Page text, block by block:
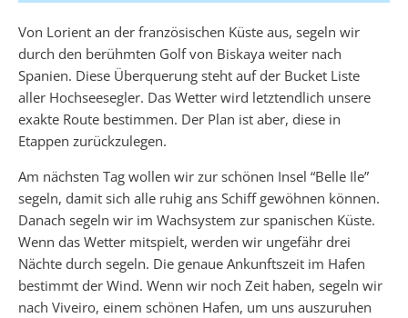
Von Lorient an der französischen Küste aus, segeln wir
durch den berühmten Golf von Biskaya weiter nach
Spanien. Diese Überquerung steht auf der Bucket Liste
aller Hochseesegler. Das Wetter wird letztendlich unsere
exakte Route bestimmen. Der Plan ist aber, diese in
Etappen zurückzulegen.
Am nächsten Tag wollen wir zur schönen Insel “Belle Ile”
segeln, damit sich alle ruhig ans Schiff gewöhnen können.
Danach segeln wir im Wachsystem zur spanischen Küste.
Wenn das Wetter mitspielt, werden wir ungefähr drei
Nächte durch segeln. Die genaue Ankunftszeit im Hafen
bestimmt der Wind. Wenn wir noch Zeit haben, segeln wir
nach Viveiro, einem schönen Hafen, um uns auszuruhen